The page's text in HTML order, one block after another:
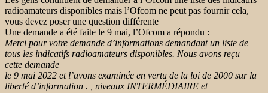
radioamateurs disponibles mais l’Ofcom ne peut pas fournir cela,
vous devez poser une question différente
Une demande a été faite le 9 mai, l’Ofcom a répondu :
Merci pour votre demande d’informations demandant un liste de
tous les indicatifs radioamateurs disponibles. Nous avons reçu
cette demande
le 9 mai 2022 et l’avons examinée en vertu de la loi de 2000 sur la
liberté d’information . , niveaux INTERMÉDIAIRE et